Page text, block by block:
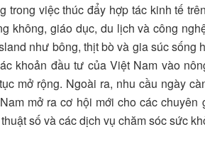
trong việc thúc đẩy hợp tác kinh tế
không, giáo dục, du lịch và công
như bông, thịt bò và gia súc sống
khoản đầu tư của Việt Nam vào
mở rộng. Ngoài ra, nhu cầu ngày
mở ra cơ hội mới cho các chuyên
số và các dịch vụ chăm sóc sức